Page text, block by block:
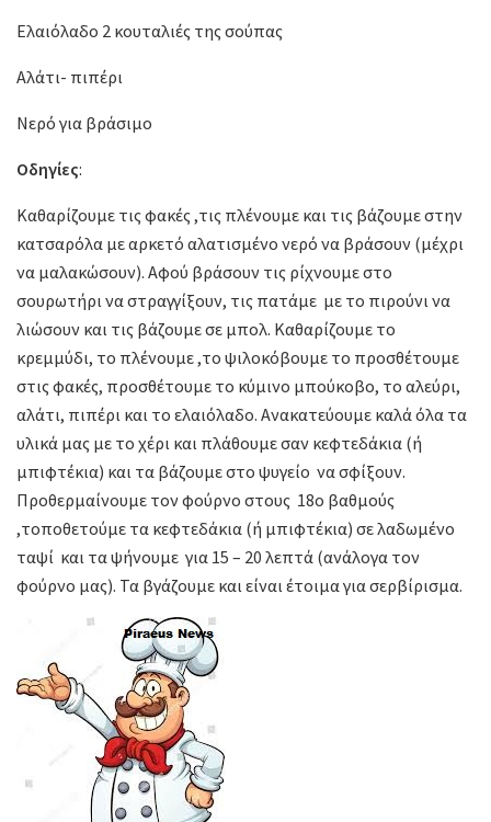
Ελαιόλαδο 2 κουταλιές της σούπας
Αλάτι- πιπέρι
Νερό για βράσιμο
Οδηγίες:
Καθαρίζουμε τις φακές ,τις πλένουμε και τις βάζουμε στην
κατσαρόλα με αρκετό αλατισμένο νερό να βράσουν (μέχρι
να μαλακώσουν). Αφού βράσουν τις ρίχνουμε στο
σουρωτήρι να στραγγίξουν, τις πατάμε με το πιρούνι να
λιώσουν και τις βάζουμε σε μπολ. Καθαρίζουμε το
κρεμμύδι, το πλένουμε ,το ψιλοκόβουμε το προσθέτουμε
στις φακές, προσθέτουμε το κύμινο μπούκοβο, το αλεύρι,
αλάτι, πιπέρι και το ελαιόλαδο. Ανακατεύουμε καλά όλα τα
υλικά μας με το χέρι και πλάθουμε σαν κεφτεδάκια (ή
μπιφτέκια) και τα βάζουμε στο ψυγείο να σφίξουν.
Προθερμαίνουμε τον φούρνο στους 18ο βαθμούς
,τοποθετούμε τα κεφτεδάκια (ή μπιφτέκια) σε λαδωμένο
ταψί και τα ψήνουμε για 15 – 20 λεπτά (ανάλογα τον
φούρνο μας). Τα βγάζουμε και είναι έτοιμα για σερβίρισμα.